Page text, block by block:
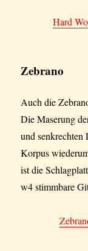
Hard
Zebrano
Auch die
Die Maserung
und
Korpus
ist die
w4 stimmbare